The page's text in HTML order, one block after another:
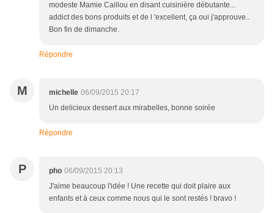
modeste Mamie Caillou en disant cuisinière débutante...
addict des bons produits et de l 'excellent, ça oui j'approuve..
Bon fin de dimanche.
Répondre
M michelle 06/09/2015 20:17
Un delicieux dessert aux mirabelles, bonne soirée
Répondre
P pho 06/09/2015 20:13
J'aime beaucoup l'idée ! Une recette qui doit plaire aux
enfants et à ceux comme nous qui le sont restés ! bravo !